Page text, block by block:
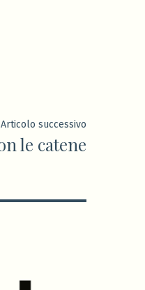
Articolo successivoArticolo
successivo:
le catene